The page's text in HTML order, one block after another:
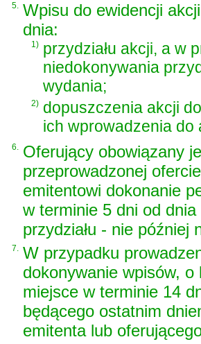
5. Wpisu do ewidencji
dnia:
1) przydziału akcji, a w
niedokonywania
wydania;
2) dopuszczenia akcji
ich wprowadzenia do
6. Oferujący obowiązany
przeprowadzonej
emitentowi dokonanie
w terminie 5 dni od
przydziału - nie później
7. W przypadku
dokonywanie wpisów,
miejsce w terminie 14
będącego ostatnim
emitenta lub